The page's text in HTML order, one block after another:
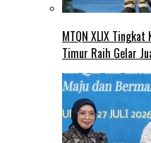
MTQN XLIX
Timur Raih Gelar